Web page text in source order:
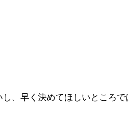
、早く決めてほしいところで